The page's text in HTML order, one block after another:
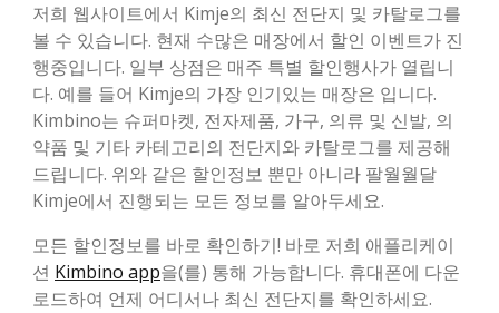
저희 웹사이트에서 Kimje의 최신 전단지 및 카탈로그를
볼 수 있습니다. 현재 수많은 매장에서 할인 이벤트가 진
행중입니다. 일부 상점은 매주 특별 할인행사가 열립니
다. 예를 들어 Kimje의 가장 인기있는 매장은 입니다.
Kimbino는 슈퍼마켓, 전자제품, 가구, 의류 및 신발, 의
약품 및 기타 카테고리의 전단지와 카탈로그를 제공해
드립니다. 위와 같은 할인정보 뿐만 아니라 팔월월달
Kimje에서 진행되는 모든 정보를 알아두세요.
모든 할인정보를 바로 확인하기! 바로 저희 애플리케이
션 Kimbino app을(를) 통해 가능합니다. 휴대폰에 다운
로드하여 언제 어디서나 최신 전단지를 확인하세요.